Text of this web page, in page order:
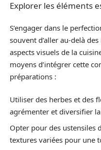
Explorer les éléments
S’engager dans le
souvent d’aller au-delà
aspects visuels de la
moyens d’intégrer cette
préparations :
Utiliser des herbes et des
agrémenter et diversifier
Opter pour des ustensiles
textures variées pour une